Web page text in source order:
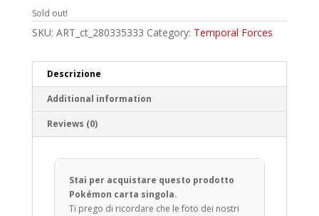
Sold out!
SKU: ART_ct_280335333 Category: Temporal Forces
Descrizione
Additional information
Reviews (0)
Stai per acquistare questo prodotto
Pokémon carta singola.
Ti prego di ricordare che le foto dei nostri